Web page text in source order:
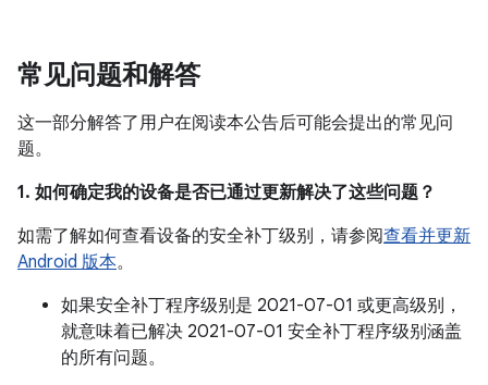
常见问题和解答
这一部分解答了用户在阅读本公告后可能会提出的常见问
题。
1. 如何确定我的设备是否已通过更新解决了这些问题？
如需了解如何查看设备的安全补丁级别，请参阅查看并更新
Android 版本。
如果安全补丁程序级别是 2021-07-01 或更高级别，
就意味着已解决 2021-07-01 安全补丁程序级别涵盖
的所有问题。